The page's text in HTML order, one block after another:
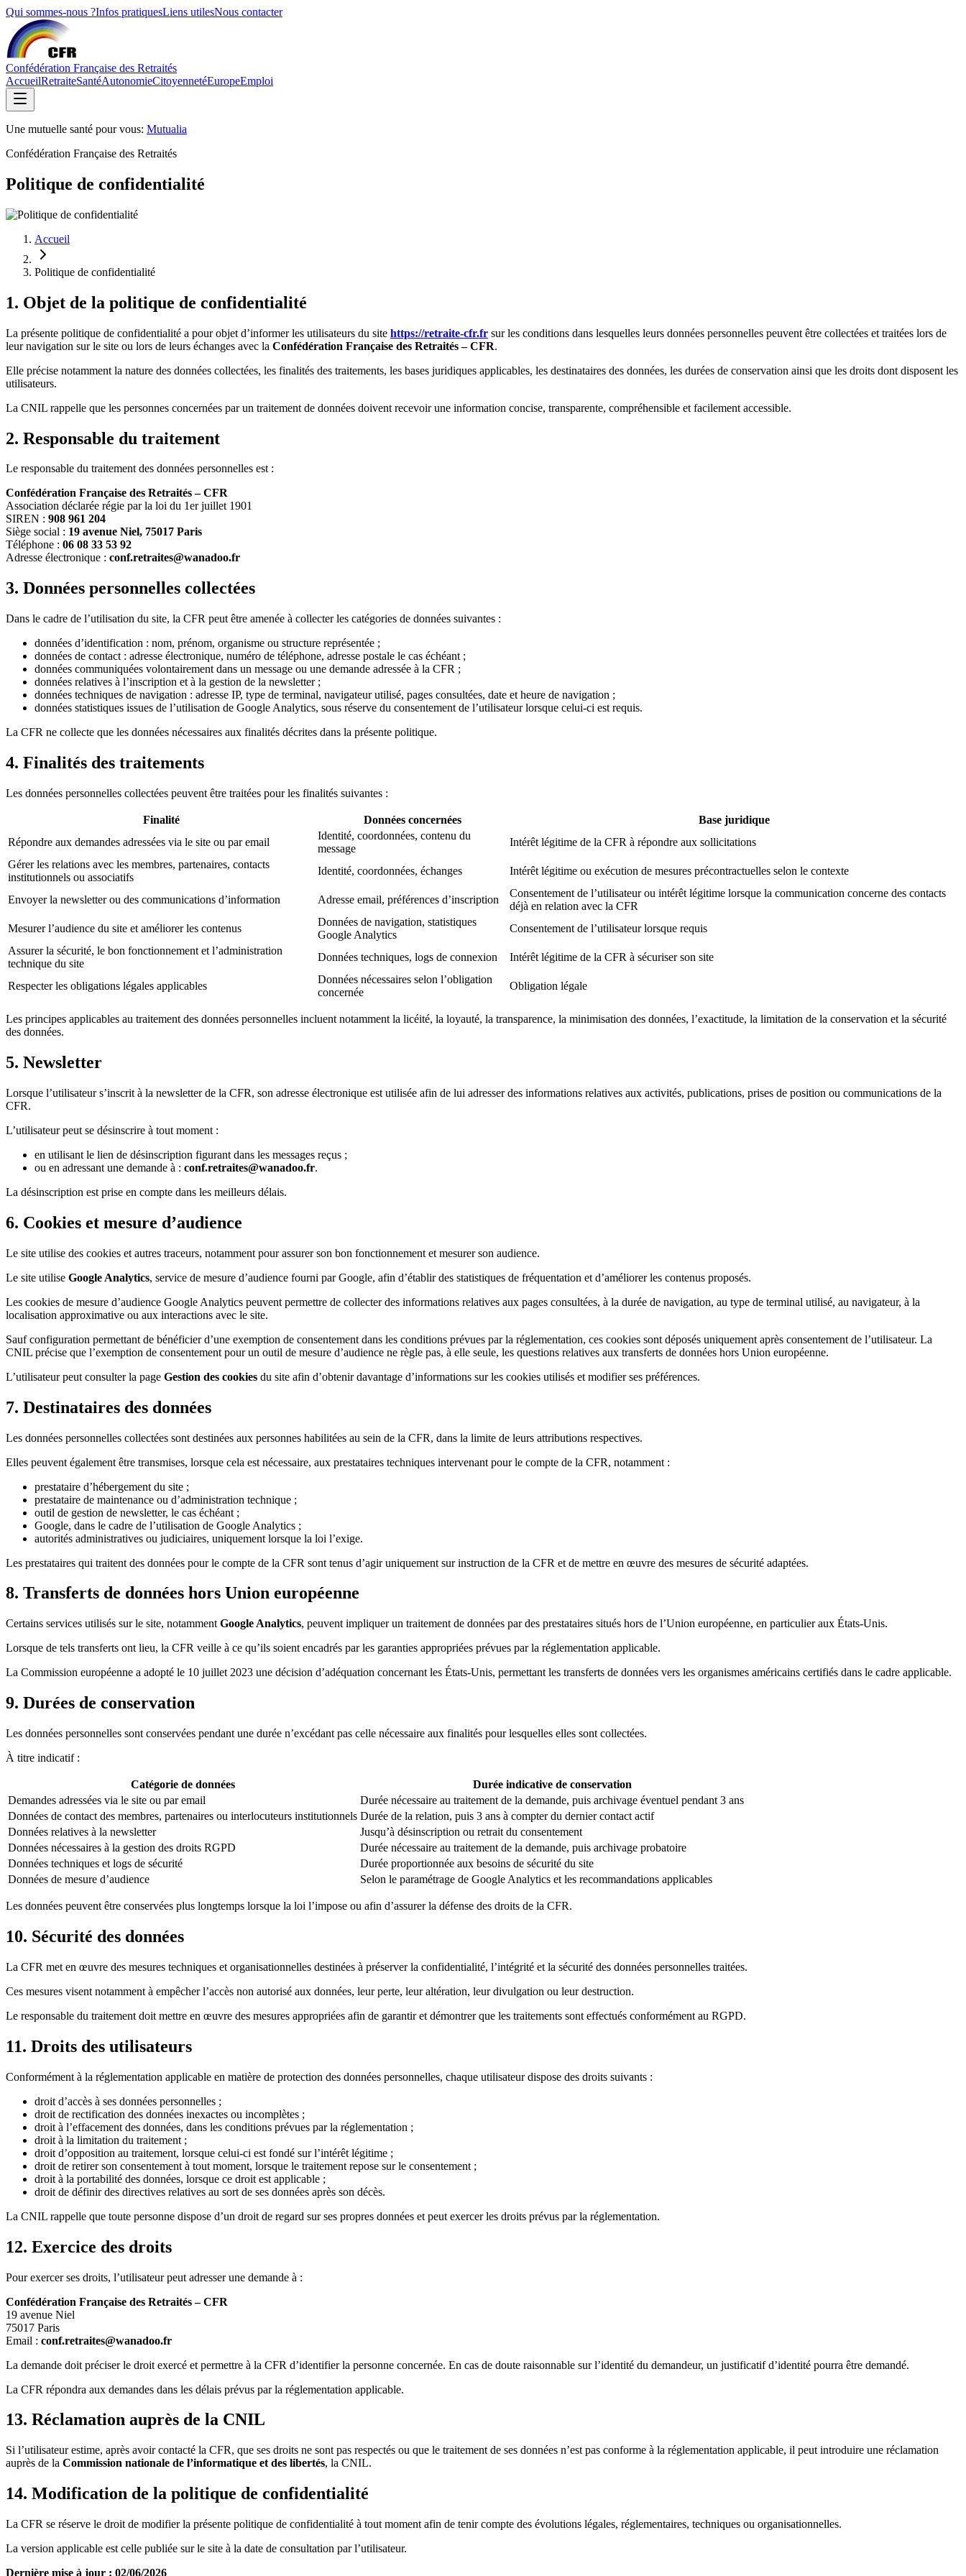
Qui sommes-nous ?Infos pratiquesLiens utilesNous contacter
Confédération Française des Retraités
AccueilRetraiteSantéAutonomieCitoyennetéEuropeEmploi
Une mutuelle santé pour vous: Mutualia
Confédération Française des Retraités
Politique de confidentialité
Accueil
Politique de confidentialité
1. Objet de la politique de confidentialité
La présente politique de confidentialité a pour objet d’informer les utilisateurs du site https://retraite-cfr.fr sur les conditions dans lesquelles leurs données personnelles peuvent être collectées et traitées lors de
leur navigation sur le site ou lors de leurs échanges avec la Confédération Française des Retraités – CFR.
Elle précise notamment la nature des données collectées, les finalités des traitements, les bases juridiques applicables, les destinataires des données, les durées de conservation ainsi que les droits dont disposent les
utilisateurs.
La CNIL rappelle que les personnes concernées par un traitement de données doivent recevoir une information concise, transparente, compréhensible et facilement accessible.
2. Responsable du traitement
Le responsable du traitement des données personnelles est :
Confédération Française des Retraités – CFR
Association déclarée régie par la loi du 1er juillet 1901
SIREN : 908 961 204
Siège social : 19 avenue Niel, 75017 Paris
Téléphone : 06 08 33 53 92
Adresse électronique : conf.retraites@wanadoo.fr
3. Données personnelles collectées
Dans le cadre de l’utilisation du site, la CFR peut être amenée à collecter les catégories de données suivantes :
données d’identification : nom, prénom, organisme ou structure représentée ;
données de contact : adresse électronique, numéro de téléphone, adresse postale le cas échéant ;
données communiquées volontairement dans un message ou une demande adressée à la CFR ;
données relatives à l’inscription et à la gestion de la newsletter ;
données techniques de navigation : adresse IP, type de terminal, navigateur utilisé, pages consultées, date et heure de navigation ;
données statistiques issues de l’utilisation de Google Analytics, sous réserve du consentement de l’utilisateur lorsque celui-ci est requis.
La CFR ne collecte que les données nécessaires aux finalités décrites dans la présente politique.
4. Finalités des traitements
Les données personnelles collectées peuvent être traitées pour les finalités suivantes :
Finalité Données concernées
Base juridique
Répondre aux demandes adressées via le site ou par email
Identité, coordonnées, contenu du
message
Intérêt légitime de la CFR à répondre aux sollicitations
Gérer les relations avec les membres, partenaires, contacts
institutionnels ou associatifs
Identité, coordonnées, échanges Intérêt légitime ou exécution de mesures précontractuelles selon le contexte
Envoyer la newsletter ou des communications d’information Adresse email, préférences d’inscription
Consentement de l’utilisateur ou intérêt légitime lorsque la communication concerne des contacts
déjà en relation avec la CFR
Mesurer l’audience du site et améliorer les contenus
Données de navigation, statistiques
Google Analytics
Consentement de l’utilisateur lorsque requis
Assurer la sécurité, le bon fonctionnement et l’administration
technique du site
Données techniques, logs de connexion Intérêt légitime de la CFR à sécuriser son site
Respecter les obligations légales applicables
Données nécessaires selon l’obligation
concernée
Obligation légale
Les principes applicables au traitement des données personnelles incluent notamment la licéité, la loyauté, la transparence, la minimisation des données, l’exactitude, la limitation de la conservation et la sécurité
des données.
5. Newsletter
Lorsque l’utilisateur s’inscrit à la newsletter de la CFR, son adresse électronique est utilisée afin de lui adresser des informations relatives aux activités, publications, prises de position ou communications de la
CFR.
L’utilisateur peut se désinscrire à tout moment :
en utilisant le lien de désinscription figurant dans les messages reçus ;
ou en adressant une demande à : conf.retraites@wanadoo.fr.
La désinscription est prise en compte dans les meilleurs délais.
6. Cookies et mesure d’audience
Le site utilise des cookies et autres traceurs, notamment pour assurer son bon fonctionnement et mesurer son audience.
Le site utilise Google Analytics, service de mesure d’audience fourni par Google, afin d’établir des statistiques de fréquentation et d’améliorer les contenus proposés.
Les cookies de mesure d’audience Google Analytics peuvent permettre de collecter des informations relatives aux pages consultées, à la durée de navigation, au type de terminal utilisé, au navigateur, à la
localisation approximative ou aux interactions avec le site.
Sauf configuration permettant de bénéficier d’une exemption de consentement dans les conditions prévues par la réglementation, ces cookies sont déposés uniquement après consentement de l’utilisateur. La
CNIL précise que l’exemption de consentement pour un outil de mesure d’audience ne règle pas, à elle seule, les questions relatives aux transferts de données hors Union européenne.
L’utilisateur peut consulter la page Gestion des cookies du site afin d’obtenir davantage d’informations sur les cookies utilisés et modifier ses préférences.
7. Destinataires des données
Les données personnelles collectées sont destinées aux personnes habilitées au sein de la CFR, dans la limite de leurs attributions respectives.
Elles peuvent également être transmises, lorsque cela est nécessaire, aux prestataires techniques intervenant pour le compte de la CFR, notamment :
prestataire d’hébergement du site ;
prestataire de maintenance ou d’administration technique ;
outil de gestion de newsletter, le cas échéant ;
Google, dans le cadre de l’utilisation de Google Analytics ;
autorités administratives ou judiciaires, uniquement lorsque la loi l’exige.
Les prestataires qui traitent des données pour le compte de la CFR sont tenus d’agir uniquement sur instruction de la CFR et de mettre en œuvre des mesures de sécurité adaptées.
8. Transferts de données hors Union européenne
Certains services utilisés sur le site, notamment Google Analytics, peuvent impliquer un traitement de données par des prestataires situés hors de l’Union européenne, en particulier aux États-Unis.
Lorsque de tels transferts ont lieu, la CFR veille à ce qu’ils soient encadrés par les garanties appropriées prévues par la réglementation applicable.
La Commission européenne a adopté le 10 juillet 2023 une décision d’adéquation concernant les États-Unis, permettant les transferts de données vers les organismes américains certifiés dans le cadre applicable.
9. Durées de conservation
Les données personnelles sont conservées pendant une durée n’excédant pas celle nécessaire aux finalités pour lesquelles elles sont collectées.
À titre indicatif :
Catégorie de données
Durée indicative de conservation
Demandes adressées via le site ou par email
Durée nécessaire au traitement de la demande, puis archivage éventuel pendant 3 ans
Données de contact des membres, partenaires ou interlocuteurs institutionnels Durée de la relation, puis 3 ans à compter du dernier contact actif
Données relatives à la newsletter
Jusqu’à désinscription ou retrait du consentement
Données nécessaires à la gestion des droits RGPD
Durée nécessaire au traitement de la demande, puis archivage probatoire
Données techniques et logs de sécurité
Durée proportionnée aux besoins de sécurité du site
Données de mesure d’audience
Selon le paramétrage de Google Analytics et les recommandations applicables
Les données peuvent être conservées plus longtemps lorsque la loi l’impose ou afin d’assurer la défense des droits de la CFR.
10. Sécurité des données
La CFR met en œuvre des mesures techniques et organisationnelles destinées à préserver la confidentialité, l’intégrité et la sécurité des données personnelles traitées.
Ces mesures visent notamment à empêcher l’accès non autorisé aux données, leur perte, leur altération, leur divulgation ou leur destruction.
Le responsable du traitement doit mettre en œuvre des mesures appropriées afin de garantir et démontrer que les traitements sont effectués conformément au RGPD.
11. Droits des utilisateurs
Conformément à la réglementation applicable en matière de protection des données personnelles, chaque utilisateur dispose des droits suivants :
droit d’accès à ses données personnelles ;
droit de rectification des données inexactes ou incomplètes ;
droit à l’effacement des données, dans les conditions prévues par la réglementation ;
droit à la limitation du traitement ;
droit d’opposition au traitement, lorsque celui-ci est fondé sur l’intérêt légitime ;
droit de retirer son consentement à tout moment, lorsque le traitement repose sur le consentement ;
droit à la portabilité des données, lorsque ce droit est applicable ;
droit de définir des directives relatives au sort de ses données après son décès.
La CNIL rappelle que toute personne dispose d’un droit de regard sur ses propres données et peut exercer les droits prévus par la réglementation.
12. Exercice des droits
Pour exercer ses droits, l’utilisateur peut adresser une demande à :
Confédération Française des Retraités – CFR
19 avenue Niel
75017 Paris
Email : conf.retraites@wanadoo.fr
La demande doit préciser le droit exercé et permettre à la CFR d’identifier la personne concernée. En cas de doute raisonnable sur l’identité du demandeur, un justificatif d’identité pourra être demandé.
La CFR répondra aux demandes dans les délais prévus par la réglementation applicable.
13. Réclamation auprès de la CNIL
Si l’utilisateur estime, après avoir contacté la CFR, que ses droits ne sont pas respectés ou que le traitement de ses données n’est pas conforme à la réglementation applicable, il peut introduire une réclamation
auprès de la Commission nationale de l’informatique et des libertés, la CNIL.
14. Modification de la politique de confidentialité
La CFR se réserve le droit de modifier la présente politique de confidentialité à tout moment afin de tenir compte des évolutions légales, réglementaires, techniques ou organisationnelles.
La version applicable est celle publiée sur le site à la date de consultation par l’utilisateur.
Dernière mise à jour : 02/06/2026